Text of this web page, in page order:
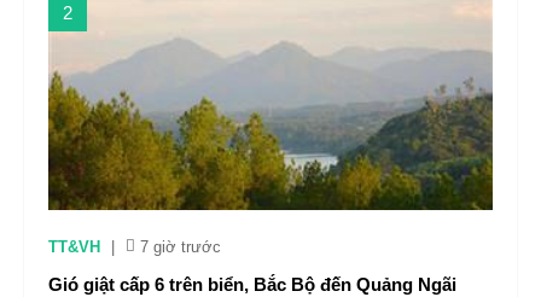
2
TT&VH 7 giờ trước
Gió giật cấp 6 trên biển, Bắc Bộ đến Quảng Ngãi